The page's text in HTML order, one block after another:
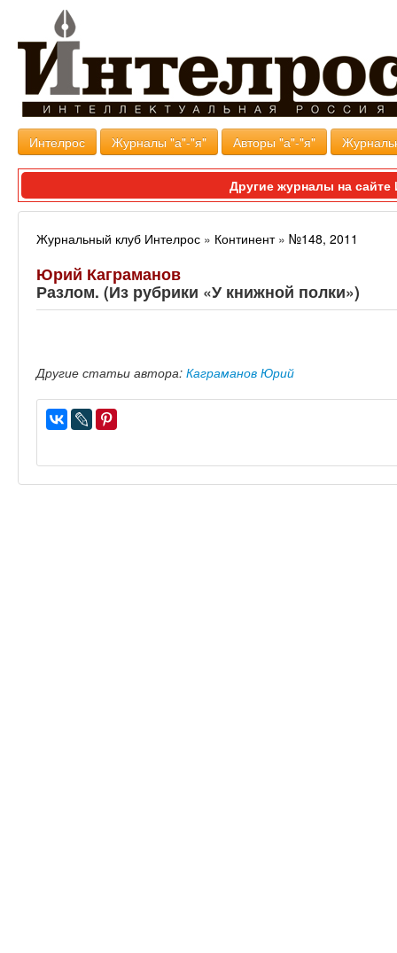
Интелрос Журналы "а"-"я" Авторы "а"-"я"
Другие журналы на
Журнальный клуб Интелрос » Континент» №148, 2011
Юрий Каграманов
Разлом. (Из рубрики «У книжной полки»)
Другие статьи автора: Каграманов Юрий